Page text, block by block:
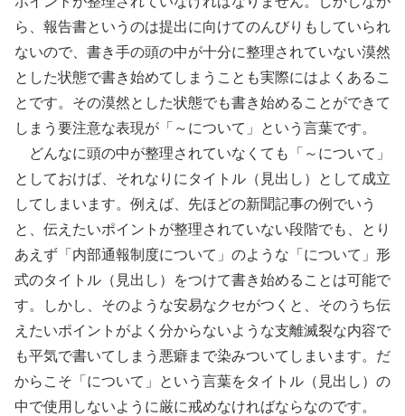
ら、報告書というのは提出に向けてのんびりもしていられ
ないので、書き手の頭の中が十分に整理されていない漠然
とした状態で書き始めてしまうことも実際にはよくあるこ
とです。その漠然とした状態でも書き始めることができて
しまう要注意な表現が「～について」という言葉です。
どんなに頭の中が整理されていなくても「～について」
としておけば、それなりにタイトル（見出し）として成立
してしまいます。例えば、先ほどの新聞記事の例でいう
と、伝えたいポイントが整理されていない段階でも、とり
あえず「内部通報制度について」のような「について」形
式のタイトル（見出し）をつけて書き始めることは可能で
す。しかし、そのような安易なクセがつくと、そのうち伝
えたいポイントがよく分からないような支離滅裂な内容で
も平気で書いてしまう悪癖まで染みついてしまいます。だ
からこそ「について」という言葉をタイトル（見出し）の
中で使用しないように厳に戒めなければならなのです。